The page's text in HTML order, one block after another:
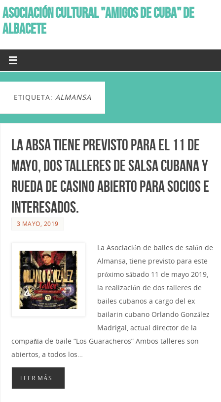
ASOCIACIÓN CULTURAL "AMIGOS DE CUBA" DE
ALBACETE
ETIQUETA: ALMANSA
La ABSA tiene previsto para el 11 de
Mayo, dos talleres de Salsa cubana y
rueda de casino abierto para socios e
interesados.
3 MAYO, 2019
La Asociación de bailes de salón de
Almansa, tiene previsto para este
próximo sábado 11 de mayo 2019,
la realización de dos talleres de
bailes cubanos a cargo del ex
bailarin cubano Orlando González
Madrigal, actual director de la
compañía de baile “Los Guaracheros” Ambos talleres son
abiertos, a todos los…
LEER MÁS..